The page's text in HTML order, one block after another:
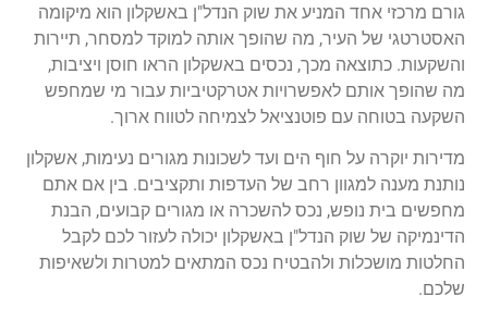
גורם מרכזי אחד המניע את שוק הנדל"ן באשקלון הוא מיקומה
האסטרטגי של העיר, מה שהופך אותה למוקד למסחר, תיירות
והשקעות. כתוצאה מכך, נכסים באשקלון הראו חוסן ויציבות,
מה שהופך אותם לאפשרויות אטרקטיביות עבור מי שמחפש
השקעה בטוחה עם פוטנציאל לצמיחה לטווח ארוך.
מדירות יוקרה על חוף הים ועד לשכונות מגורים נעימות, אשקלון
נותנת מענה למגוון רחב של העדפות ותקציבים. בין אם אתם
מחפשים בית נופש, נכס להשכרה או מגורים קבועים, הבנת
הדינמיקה של שוק הנדל"ן באשקלון יכולה לעזור לכם לקבל
החלטות מושכלות ולהבטיח נכס המתאים למטרות ולשאיפות
שלכם.